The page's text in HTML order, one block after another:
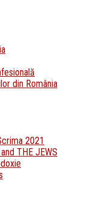
din România
2021
THE JEWS